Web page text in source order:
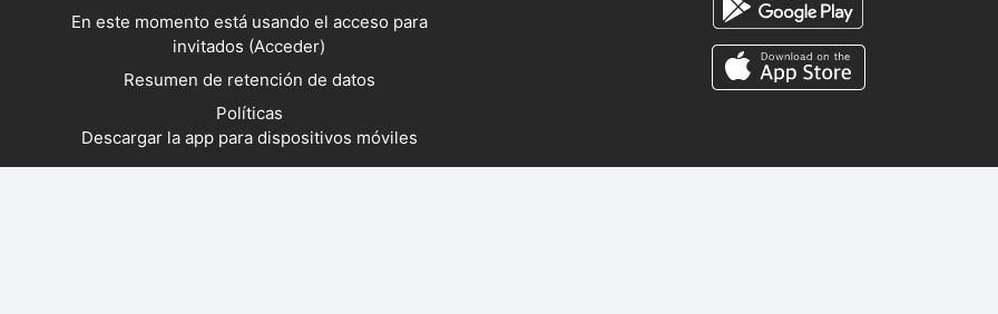
En este momento está usando el acceso para
invitados (Acceder)
Resumen de retención de datos
Políticas
Descargar la app para dispositivos móviles